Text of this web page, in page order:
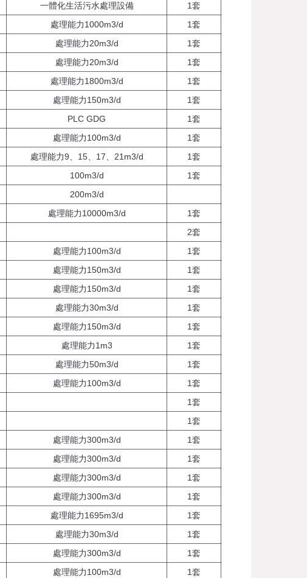
一體化生活污水處理設備
1套
處理能力1000m3/d
1套
處理能力20m3/d
1套
處理能力20m3/d
1套
處理能力1800m3/d
1套
處理能力150m3/d
1套
PLC GDG
1套
處理能力100m3/d
1套
處理能力9、15、17、21m3/d
1套
100m3/d
1套
200m3/d
處理能力10000m3/d
1套
2套
處理能力100m3/d
1套
處理能力150m3/d
1套
處理能力150m3/d
1套
處理能力30m3/d
1套
處理能力150m3/d
1套
處理能力1m3
1套
處理能力50m3/d
1套
處理能力100m3/d
1套
1套
1套
處理能力300m3/d
1套
處理能力300m3/d
1套
處理能力300m3/d
1套
處理能力300m3/d
1套
處理能力1695m3/d
1套
處理能力30m3/d
1套
處理能力300m3/d
1套
處理能力100m3/d
1套